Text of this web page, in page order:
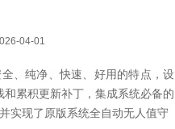
04-01
、纯净、快速、好用的特点，设
累积更新补丁，集成系统必备的
实现了原版系统全自动无人值守